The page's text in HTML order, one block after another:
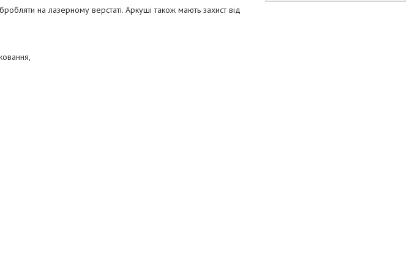
на лазерному верстаті. Аркуші також мають захист від